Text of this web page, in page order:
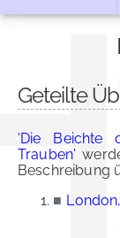
Geteilte
'Die Beichte
Trauben'
Beschreibung
■